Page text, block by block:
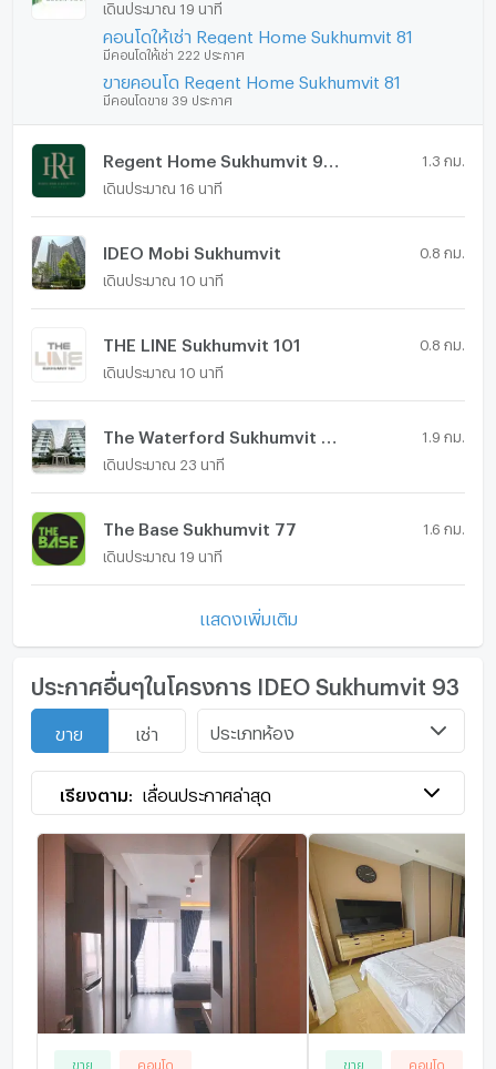
เดินประมาณ 19 นาที
คอนโดให้เช่า Regent Home Sukhumvit 81
มีคอนโดให้เช่า 222 ประกาศ
ขายคอนโด Regent Home Sukhumvit 81
มีคอนโดขาย 39 ประกาศ
1.3 กม.
เดินประมาณ 16 นาที
IDEO Mobi Sukhumvit 0.8 กม.
เดินประมาณ 10 นาที
THE LINE Sukhumvit 101 0.8 กม.
เดินประมาณ 10 นาที
1.9 กม.
เดินประมาณ 23 นาที
The Base Sukhumvit 77 1.6 กม.
เดินประมาณ 19 นาที
แสดงเพิ่มเติม
ประกาศอื่นๆในโครงการ IDEO Sukhumvit 93
ขาย เช่า ประเภทห้อง
เรียงตาม: เลื่อนประกาศล่าสุด
ขาย คอนโด ขาย คอนโด